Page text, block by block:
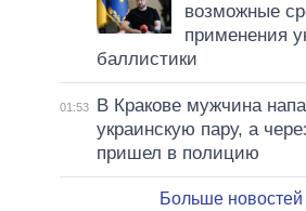
возможные
применения
баллистики
01:53
В Кракове мужчина
украинскую пару, а
пришел в полицию
Больше новостей